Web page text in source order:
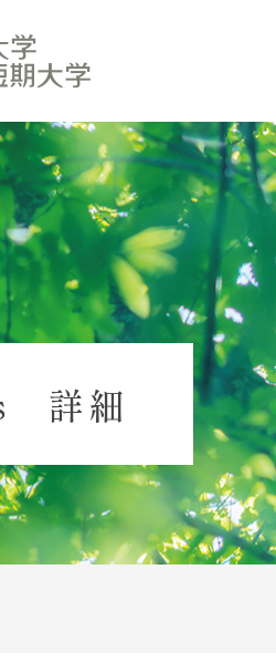
オ
学校法人北杜学園
北杜学園 総合サイト
北杜学園 総合案内
北杜学園 事業・財務報告
北杜学園 諸規程
北杜学園 役員等名簿
Topics
詳細